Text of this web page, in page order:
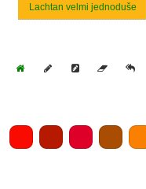
Lachtan velmi jednoduše